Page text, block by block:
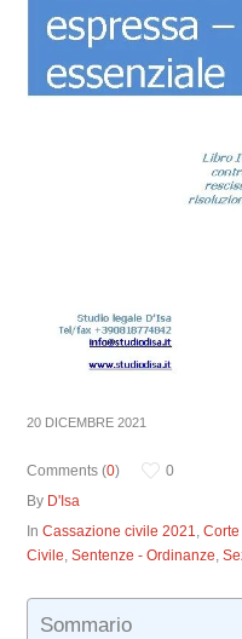
20 DICEMBRE 2021
Comments (0)
0
By D'Isa
InCassazione civile 2021,
Civile,Sentenze - Ordinanze,
Sommario